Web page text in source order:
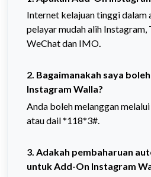
Internet kelajuan tinggi dalam
pelayar mudah alih
WeChat dan IMO.
2. Bagaimanakah saya
Instagram Walla?
Anda boleh melanggan
atau dail *118*3#.
3. Adakah pembaharuan
untukAdd-On Instagram